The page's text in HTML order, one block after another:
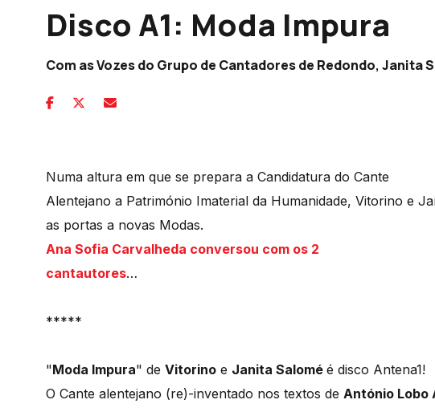
Disco A1: Moda Impura
Com as Vozes do Grupo de Cantadores de Redondo, Janita
Numa altura em que se prepara a Candidatura do Cante
Alentejano a Património Imaterial da Humanidade, Vitorino e
as portas a novas Modas.
Ana Sofia Carvalheda conversou com os 2
cantautores…
*****
"Moda Impura" de Vitorino e Janita Salomé é disco Antena1!
O Cante alentejano (re)-inventado nos textos de António Lobo